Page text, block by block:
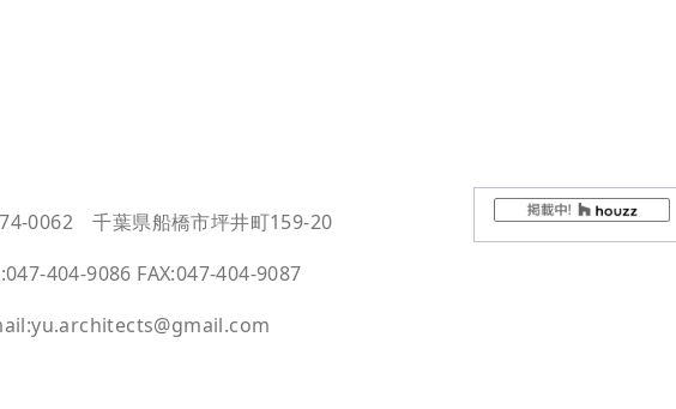
0062 千葉県船橋市坪井町159-20
404-9086 FAX:047-404-9087